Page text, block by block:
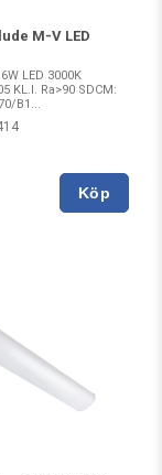
M-V LED
LED 3000K
KL.I. Ra>90 SDCM:
B1...
Köp